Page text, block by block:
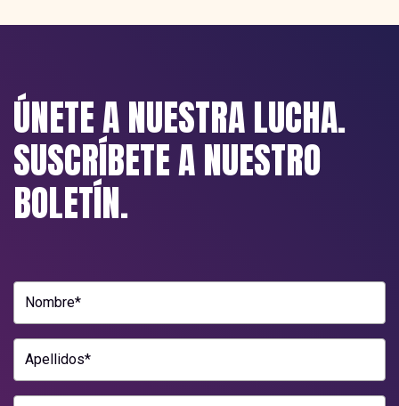
ÚNETE A NUESTRA LUCHA.
SUSCRÍBETE A NUESTRO
BOLETÍN.
Nombre*
Apellidos*